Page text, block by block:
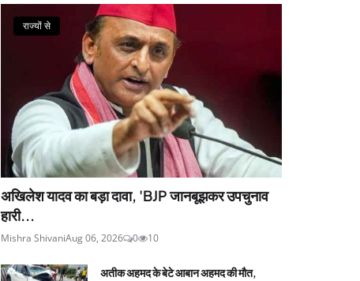
राज्यों से
अखिलेश यादव का बड़ा दावा, 'BJP जानबूझकर उपचुनाव
हारी...
Mishra ShivaniAug 06, 2026 0 10
अतीक अहमद के बेटे आबान अहमद की मौत,